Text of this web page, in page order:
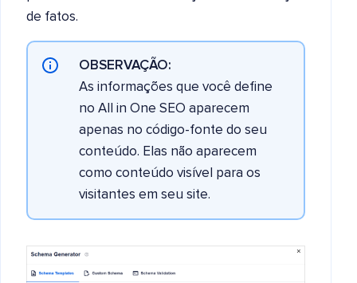
de fatos.
OBSERVAÇÃO:
As informações que você define
no All in One SEO aparecem
apenas no código-fonte do seu
conteúdo. Elas não aparecem
como conteúdo visível para os
visitantes em seu site.